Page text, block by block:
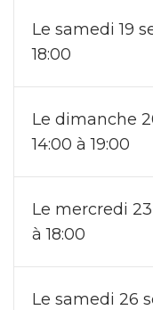
Le samedi 19
18:00
Le dimanche
14:00 à 19:00
Le mercredi
à 18:00
Le samedi 26